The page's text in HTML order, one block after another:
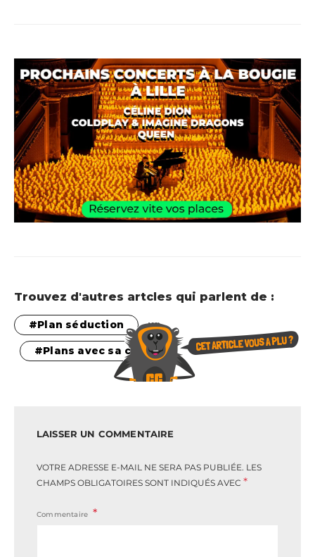
Trouvez d'autres artcles qui parlent de :
Plan séduction
Plans avec sa copine
LAISSER UN COMMENTAIRE
VOTRE ADRESSE E-MAIL NE SERA PAS PUBLIÉE. LES
CHAMPS OBLIGATOIRES SONT INDIQUÉS AVEC *
Commentaire